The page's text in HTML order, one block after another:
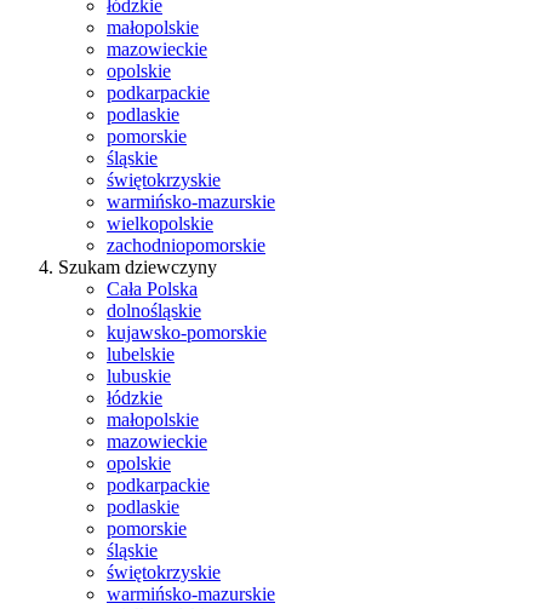
łódzkie
małopolskie
mazowieckie
opolskie
podkarpackie
podlaskie
pomorskie
śląskie
świętokrzyskie
warmińsko-mazurskie
wielkopolskie
zachodniopomorskie
Szukam dziewczyny
Cała Polska
dolnośląskie
kujawsko-pomorskie
lubelskie
lubuskie
łódzkie
małopolskie
mazowieckie
opolskie
podkarpackie
podlaskie
pomorskie
śląskie
świętokrzyskie
warmińsko-mazurskie